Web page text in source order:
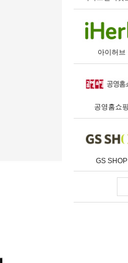
아이허브
공영홈쇼핑
GS SHOP